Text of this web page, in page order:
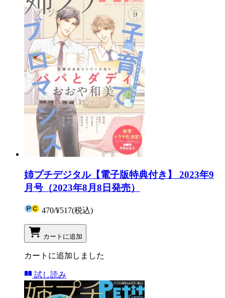
姉プチデジタル【電子版特典付き】 2023年9
月号（2023年8月8日発売）
470/¥517(税込)
カートに追加
カートに追加しました
試し読み